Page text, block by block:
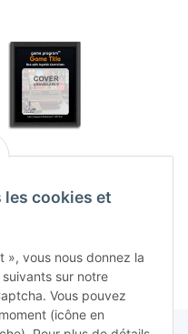
cookies et
», vous nous donnez la
suivants sur notre
Vous pouvez
(icône en
Ark (EU) (loose)
2600
9,99 €*